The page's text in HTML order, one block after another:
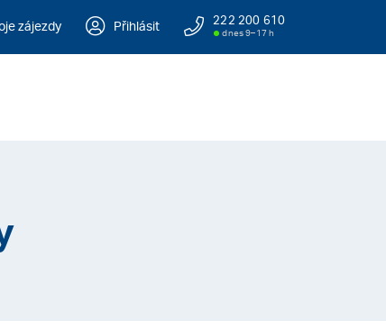
zájezdy Přihlásit 222 200 610
dnes 9–17 h